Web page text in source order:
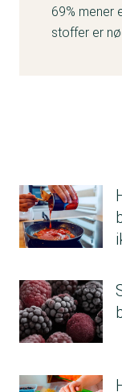
69% mener
stoffer er